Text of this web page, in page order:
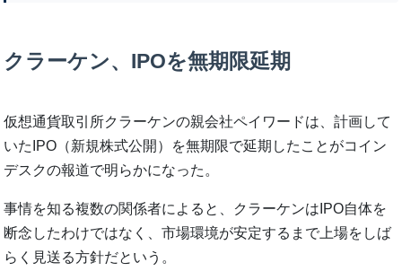
クラーケン、IPOを無期限延期
仮想通貨取引所クラーケンの親会社ペイワードは、計画して
いたIPO（新規株式公開）を無期限で延期したことがコイン
デスクの報道で明らかになった。
事情を知る複数の関係者によると、クラーケンはIPO自体を
断念したわけではなく、市場環境が安定するまで上場をしば
らく見送る方針だという。